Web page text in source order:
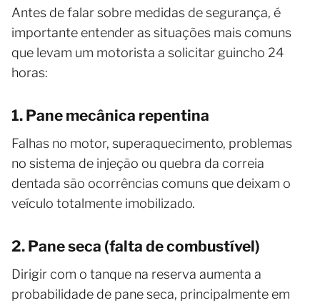
Antes de falar sobre medidas de segurança, é
importante entender as situações mais comuns
que levam um motorista a solicitar guincho 24
horas:
1. Pane mecânica repentina
Falhas no motor, superaquecimento, problemas
no sistema de injeção ou quebra da correia
dentada são ocorrências comuns que deixam o
veículo totalmente imobilizado.
2. Pane seca (falta de combustível)
Dirigir com o tanque na reserva aumenta a
probabilidade de pane seca, principalmente em